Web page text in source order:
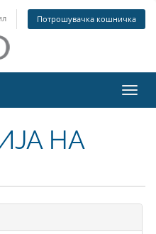
Потрошувачка кошничка
ја
НА